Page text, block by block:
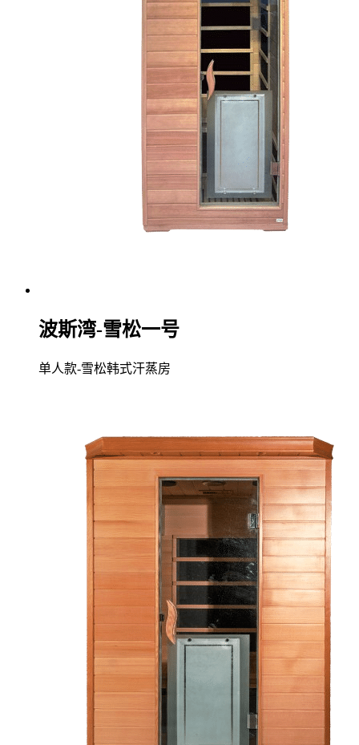
波斯湾-雪松一号
单人款-雪松韩式汗蒸房